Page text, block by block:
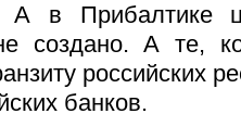
в Прибалтике
создано. А те,
российских
банков.